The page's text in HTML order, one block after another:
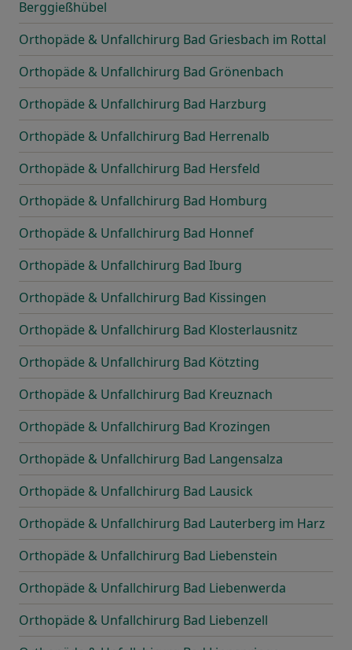
Berggießhübel
Orthopäde & Unfallchirurg Bad Griesbach im Rottal
Orthopäde & Unfallchirurg Bad Grönenbach
Orthopäde & Unfallchirurg Bad Harzburg
Orthopäde & Unfallchirurg Bad Herrenalb
Orthopäde & Unfallchirurg Bad Hersfeld
Orthopäde & Unfallchirurg Bad Homburg
Orthopäde & Unfallchirurg Bad Honnef
Orthopäde & Unfallchirurg Bad Iburg
Orthopäde & Unfallchirurg Bad Kissingen
Orthopäde & Unfallchirurg Bad Klosterlausnitz
Orthopäde & Unfallchirurg Bad Kötzting
Orthopäde & Unfallchirurg Bad Kreuznach
Orthopäde & Unfallchirurg Bad Krozingen
Orthopäde & Unfallchirurg Bad Langensalza
Orthopäde & Unfallchirurg Bad Lausick
Orthopäde & Unfallchirurg Bad Lauterberg im Harz
Orthopäde & Unfallchirurg Bad Liebenstein
Orthopäde & Unfallchirurg Bad Liebenwerda
Orthopäde & Unfallchirurg Bad Liebenzell